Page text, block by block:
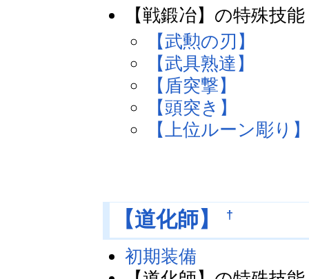
【戦鍛冶】の特殊技
【武勲の刃】
【武具熟達】
【盾突撃】
【頭突き】
【上位ルーン彫り
【道化師】 †
初期装備